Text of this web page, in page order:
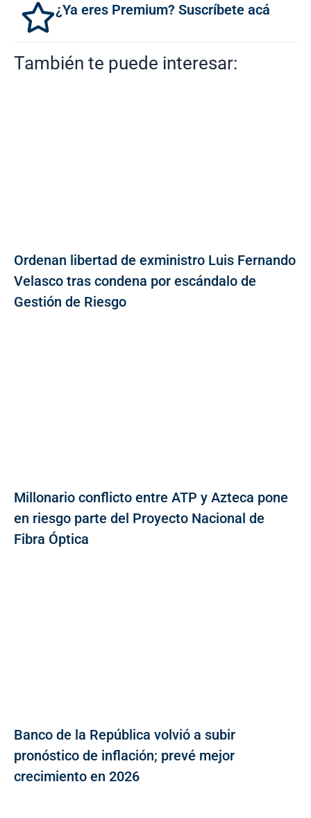
¿Ya eres Premium? Suscríbete acá
También te puede interesar:
Ordenan libertad de exministro Luis Fernando
Velasco tras condena por escándalo de
Gestión de Riesgo
Millonario conflicto entre ATP y Azteca pone
en riesgo parte del Proyecto Nacional de
Fibra Óptica
Banco de la República volvió a subir
pronóstico de inflación; prevé mejor
crecimiento en 2026